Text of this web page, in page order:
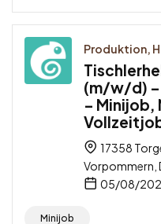
Produktion,
(m/w/d) –
– Minijob,
17358
Vorpommern,
05/08/
Minijob